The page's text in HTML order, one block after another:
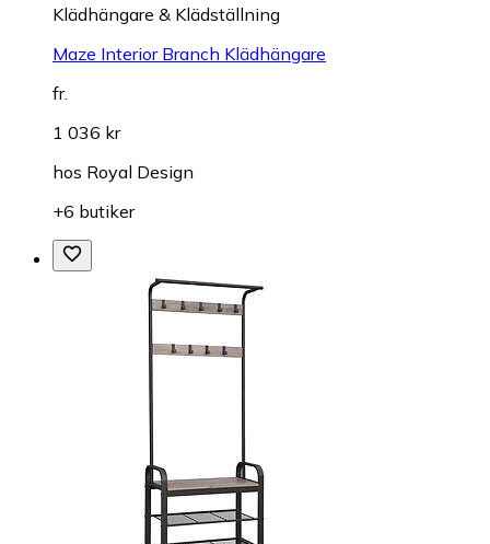
Klädhängare & Klädställning
Maze Interior Branch Klädhängare
fr.
1 036 kr
hos Royal Design
+6 butiker